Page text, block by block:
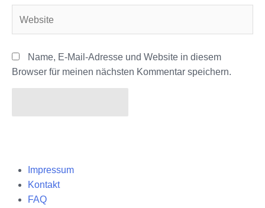
Name, E-Mail-Adresse und Website in diesem
Browser für meinen nächsten Kommentar speichern.
Impressum
Kontakt
FAQ